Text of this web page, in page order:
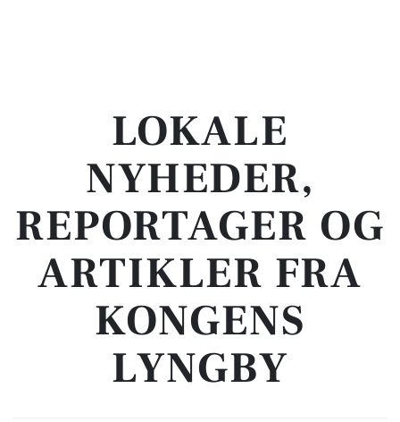
LOKALE
NYHEDER,
REPORTAGER OG
ARTIKLER FRA
KONGENS
LYNGBY